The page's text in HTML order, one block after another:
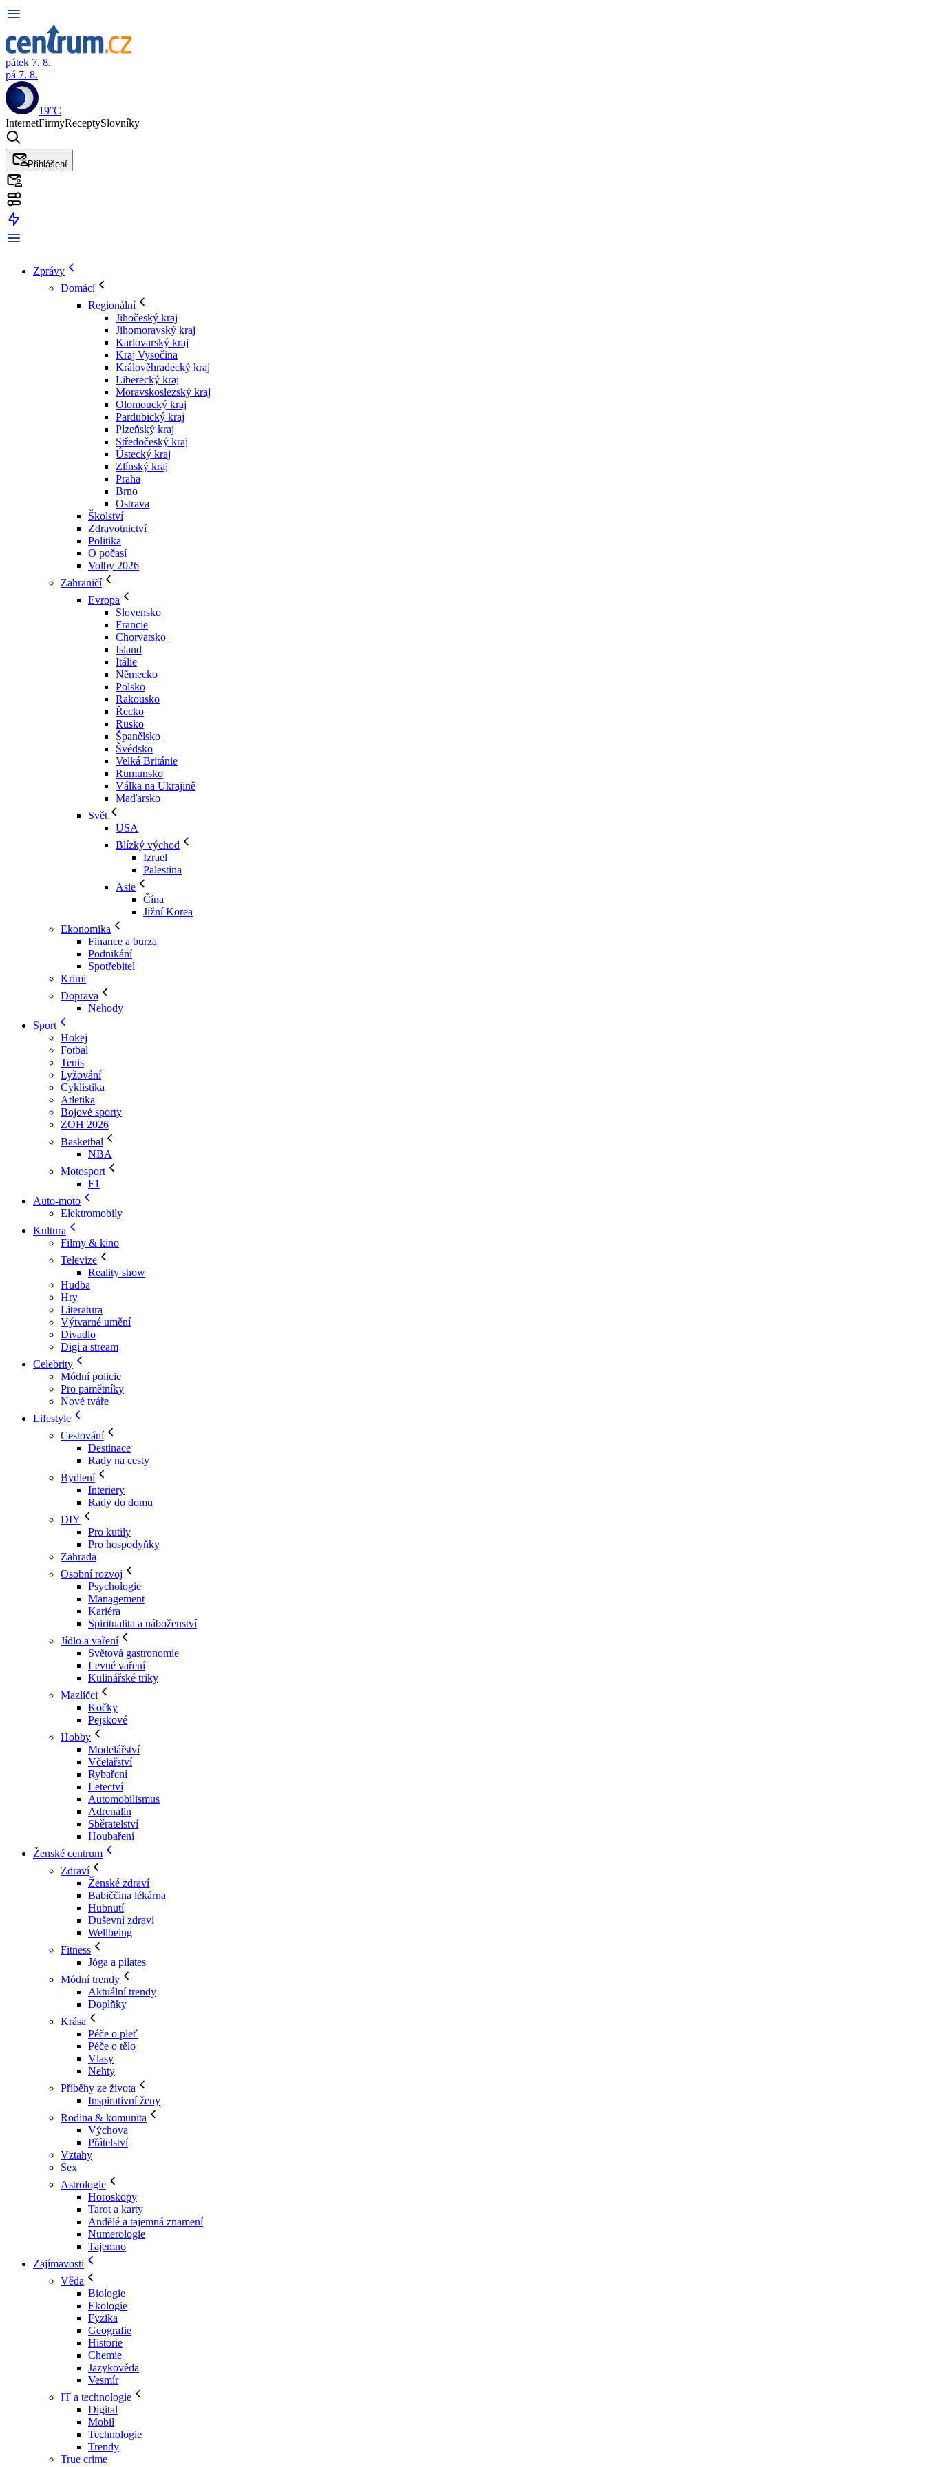
pátek 7. 8.
pá 7. 8.
19°C
InternetFirmyReceptySlovníky
Přihlášení
Zprávy
Domácí
Regionální
Jihočeský kraj
Jihomoravský kraj
Karlovarský kraj
Kraj Vysočina
Králověhradecký kraj
Liberecký kraj
Moravskoslezský kraj
Olomoucký kraj
Pardubický kraj
Plzeňský kraj
Středočeský kraj
Ústecký kraj
Zlínský kraj
Praha
Brno
Ostrava
Školství
Zdravotnictví
Politika
O počasí
Volby 2026
Zahraničí
Evropa
Slovensko
Francie
Chorvatsko
Island
Itálie
Německo
Polsko
Rakousko
Řecko
Rusko
Španělsko
Švédsko
Velká Británie
Rumunsko
Válka na Ukrajině
Maďarsko
Svět
USA
Blízký východ
Izrael
Palestina
Asie
Čína
Jižní Korea
Ekonomika
Finance a burza
Podnikání
Spotřebitel
Krimi
Doprava
Nehody
Sport
Hokej
Fotbal
Tenis
Lyžování
Cyklistika
Atletika
Bojové sporty
ZOH 2026
Basketbal
NBA
Motosport
F1
Auto-moto
Elektromobily
Kultura
Filmy & kino
Televize
Reality show
Hudba
Hry
Literatura
Výtvarné umění
Divadlo
Digi a stream
Celebrity
Módní policie
Pro pamětníky
Nové tváře
Lifestyle
Cestování
Destinace
Rady na cesty
Bydlení
Interiery
Rady do domu
DIY
Pro kutily
Pro hospodyňky
Zahrada
Osobní rozvoj
Psychologie
Management
Kariéra
Spiritualita a náboženství
Jídlo a vaření
Světová gastronomie
Levné vaření
Kulinářské triky
Mazlíčci
Kočky
Pejskové
Hobby
Modelářství
Včelařství
Rybaření
Letectví
Automobilismus
Adrenalin
Sběratelství
Houbaření
Ženské centrum
Zdraví
Ženské zdraví
Babiččina lékárna
Hubnutí
Duševní zdraví
Wellbeing
Fitness
Jóga a pilates
Módní trendy
Aktuální trendy
Doplňky
Krása
Péče o pleť
Péče o tělo
Vlasy
Nehty
Příběhy ze života
Inspirativní ženy
Rodina & komunita
Výchova
Přátelství
Vztahy
Sex
Astrologie
Horoskopy
Tarot a karty
Andělé a tajemná znamení
Numerologie
Tajemno
Zajímavosti
Věda
Biologie
Ekologie
Fyzika
Geografie
Historie
Chemie
Jazykověda
Vesmír
IT a technologie
Digital
Mobil
Technologie
Trendy
True crime